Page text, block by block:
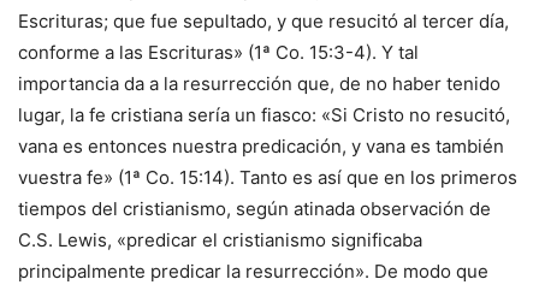
Escrituras; que fue sepultado, y que resucitó al tercer día,
conforme a las Escrituras» (1ª Co. 15:3-4). Y tal
importancia da a la resurrección que, de no haber tenido
lugar, la fe cristiana sería un fiasco: «Si Cristo no resucitó,
vana es entonces nuestra predicación, y vana es también
vuestra fe» (1ª Co. 15:14). Tanto es así que en los primeros
tiempos del cristianismo, según atinada observación de
C.S. Lewis, «predicar el cristianismo significaba
principalmente predicar la resurrección». De modo que